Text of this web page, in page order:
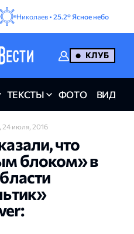
Николаев • 25.2° Ясное небо
КЛУБ
ТЕКСТЫ ФОТО ВИДЕО
24 июля, 2016
что
блоком» в